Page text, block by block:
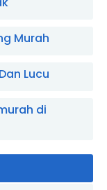
Murah
Lucu
di